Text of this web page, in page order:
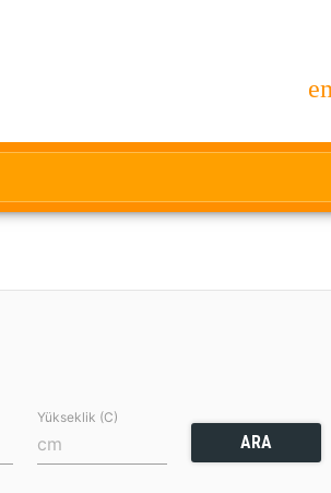
Yükseklik (C)
ARA